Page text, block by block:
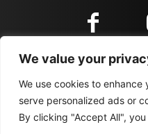
We value your
We use cookies to
serve personalized ads or
By clicking "Accept All",
IMPRESSUM